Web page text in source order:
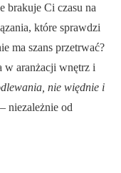
brakuje Ci czasu na
które sprawdzi
ma szans przetrwać?
w aranżacji wnętrz i
nie więdnie i
niezależnie od